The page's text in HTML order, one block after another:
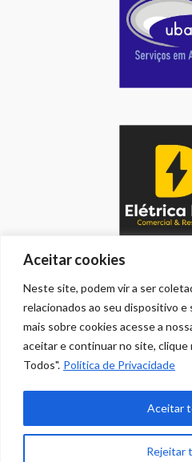
Aceitar cookies
Neste site, podem vir a ser
relacionados ao seu dispositivo e
mais sobre cookies acesse a
aceitar e continuar no site,
Todos". Política de Privacidade
Rejeitar
Aceitar
HOME
© 2026 AUFM - Futebol